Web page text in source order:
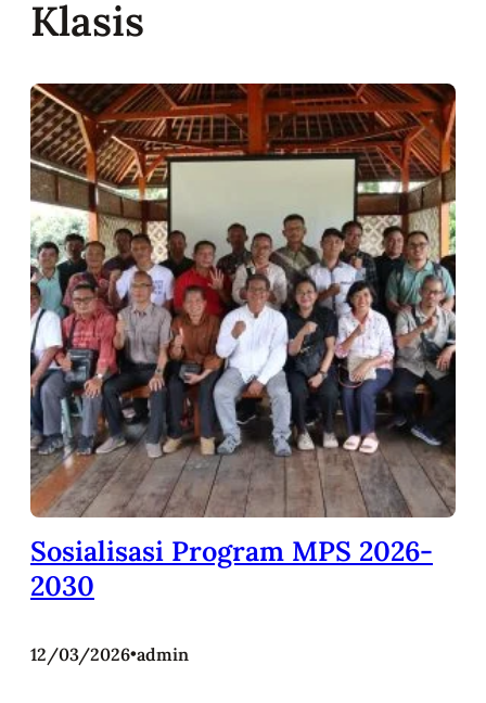
Klasis
Sosialisasi Program MPS 2026-
2030
12/03/2026•admin